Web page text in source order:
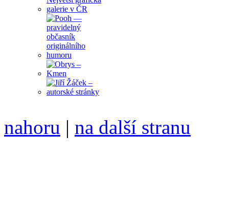
nahoru | na další stranu